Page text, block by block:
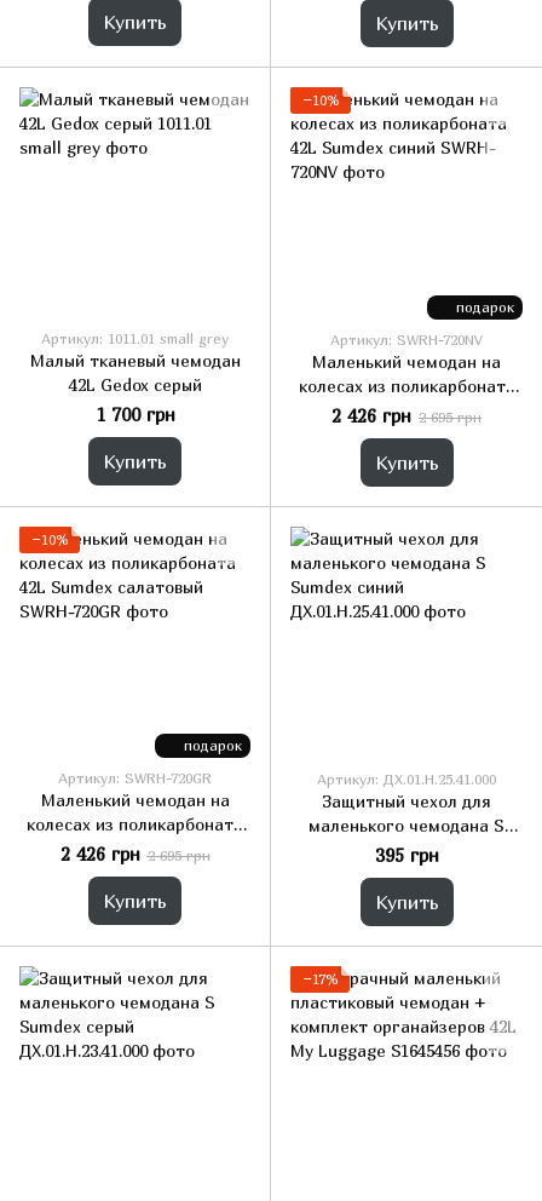
Купить Купить
Артикул: 1011.01 small grey
Малый тканевый чемодан
42L Gedox серый
1 700 грн
Купить
подарок
−10%
Артикул: SWRH-720NV
Маленький чемодан на
колесах из поликарбоната
42L Sumdex синий
2 426 грн 2 695 грн
Купить
подарок
−10%
Артикул: SWRH-720GR
Маленький чемодан на
колесах из поликарбоната
42L Sumdex салатовый
2 426 грн 2 695 грн
Купить
Артикул: ДХ.01.Н.25.41.000
Защитный чехол для
маленького чемодана S
Sumdex синий
395 грн
Купить
−17%